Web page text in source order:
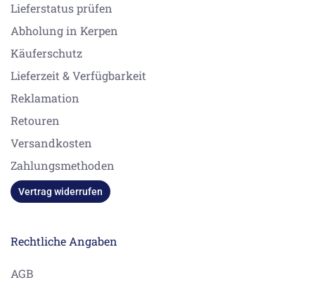
Lieferstatus prüfen
Abholung in Kerpen
Käuferschutz
Lieferzeit & Verfügbarkeit
Reklamation
Retouren
Versandkosten
Zahlungsmethoden
Vertrag widerrufen
Rechtliche Angaben
AGB